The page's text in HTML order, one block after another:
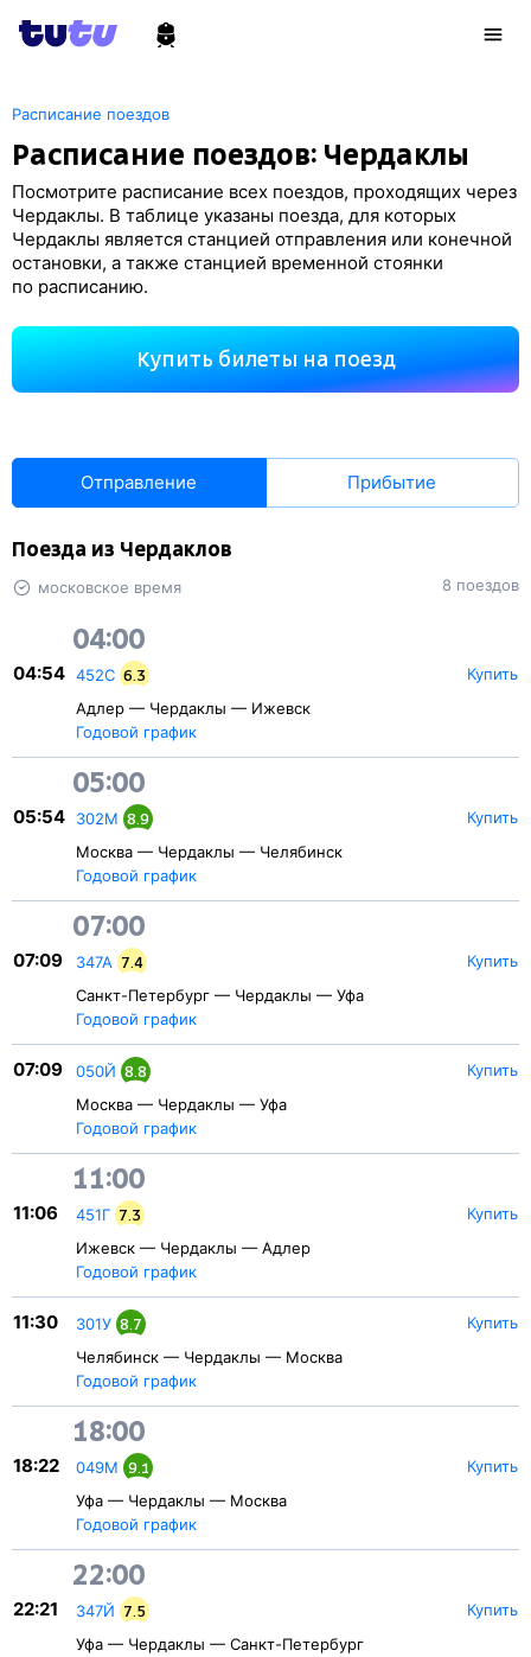
Расписание поездов
Расписание поездов: Чердаклы
Посмотрите расписание всех поездов, проходящих через
Чердаклы. В таблице указаны поезда, для которых
Чердаклы является станцией отправления или конечной
остановки, а также станцией временной стоянки
по расписанию.
Купить билеты на поезд
Отправление Прибытие
Поезда из Чердаклов
московское время 8 поездов
04:00
04:54 452С 6.3
Адлер — Чердаклы — Ижевск
Годовой график
Купить
05:00
05:54 302М 8.9
Москва — Чердаклы — Челябинск
Годовой график
Купить
07:00
07:09 347А 7.4
Санкт-Петербург — Чердаклы — Уфа
Годовой график
Купить
07:09 050Й 8.8
Москва — Чердаклы — Уфа
Годовой график
Купить
11:00
11:06 451Г 7.3
Ижевск — Чердаклы — Адлер
Годовой график
Купить
11:30 301У 8.7
Челябинск — Чердаклы — Москва
Годовой график
Купить
18:00
18:22 049М 9.1
Уфа — Чердаклы — Москва
Годовой график
Купить
22:00
22:21 347Й 7.5
Уфа — Чердаклы — Санкт-Петербург
Купить